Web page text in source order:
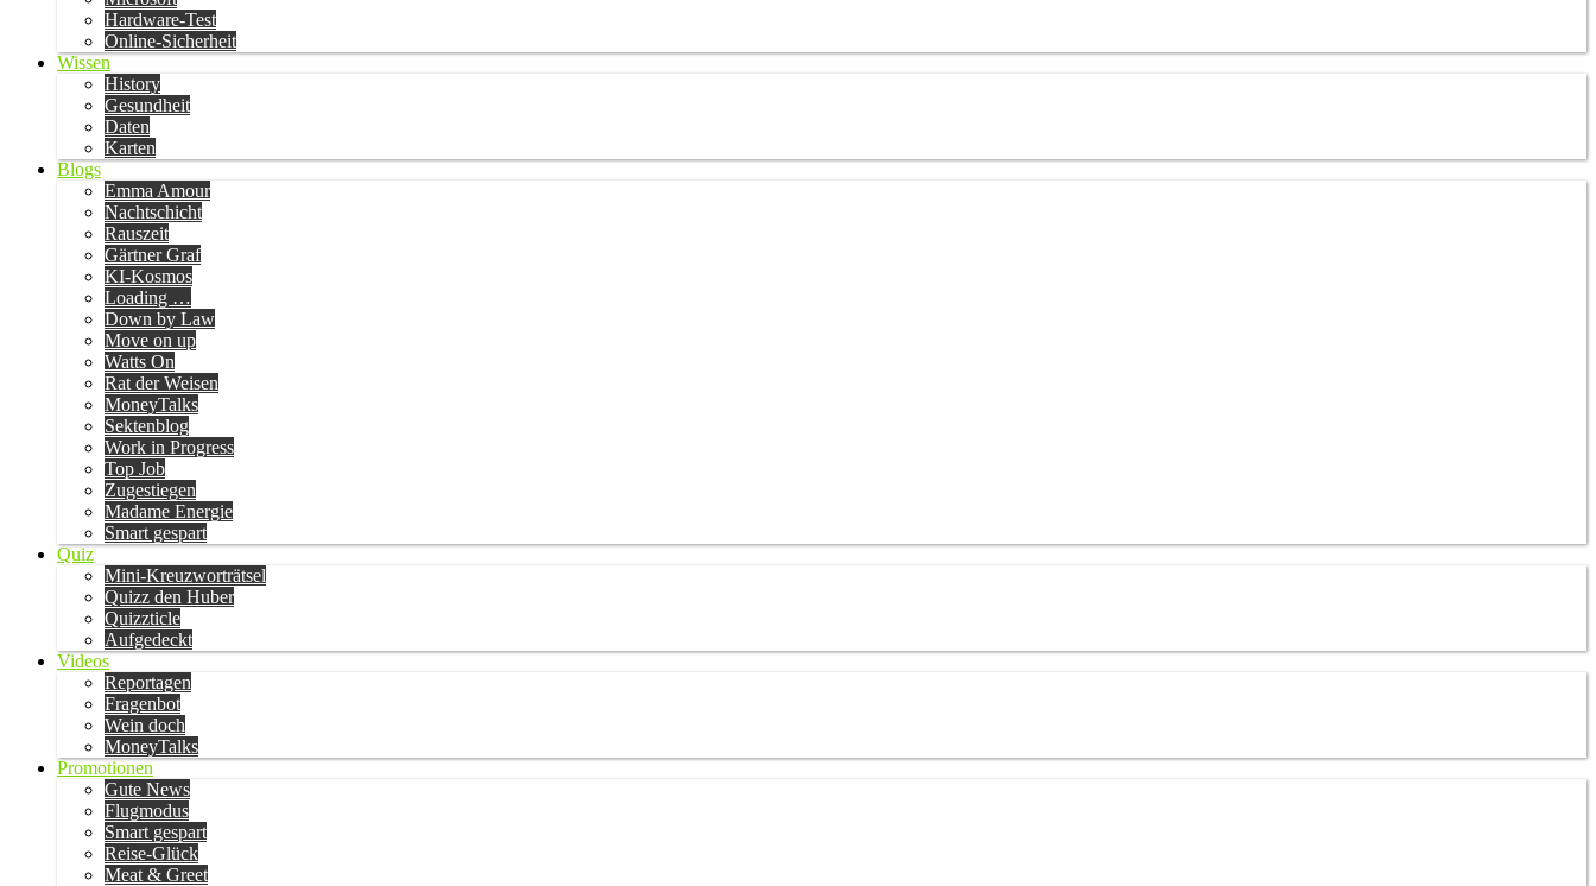
Hardware-Test
Online-Sicherheit
Wissen
History
Gesundheit
Daten
Karten
Blogs
Emma Amour
Nachtschicht
Rauszeit
Gärtner Graf
KI-Kosmos
Loading …
Down by Law
Move on up
Watts On
Rat der Weisen
MoneyTalks
Sektenblog
Work in Progress
Top Job
Zugestiegen
Madame Energie
Smart gespart
Quiz
Mini-Kreuzworträtsel
Quizz den Huber
Quizzticle
Aufgedeckt
Videos
Reportagen
Fragenbot
Wein doch
MoneyTalks
Promotionen
Gute News
Flugmodus
Smart gespart
Reise-Glück
Meat & Greet